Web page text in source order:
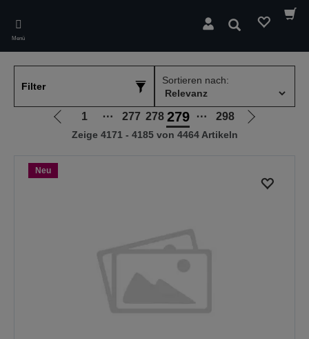
main
content
Menü
Suchen
Filter
Sortieren nach:
Zur
vorherigen
1 ⋯ 277 278 279 ⋯ 298
Zur
Zeige 4171 - 4185 von 4464 Artikeln
Neu